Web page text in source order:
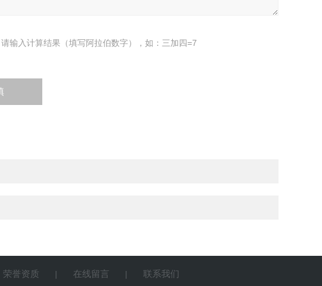
请输入计算结果（填写阿拉伯数字），如：三加四=7
荣誉资质 | 在线留言 | 联系我们